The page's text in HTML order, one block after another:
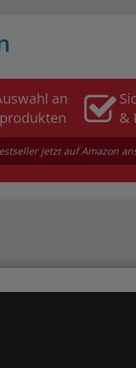
an
&
jetzt auf Amazon